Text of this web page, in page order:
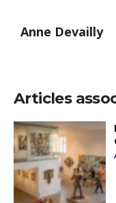
Anne Devailly
Articles